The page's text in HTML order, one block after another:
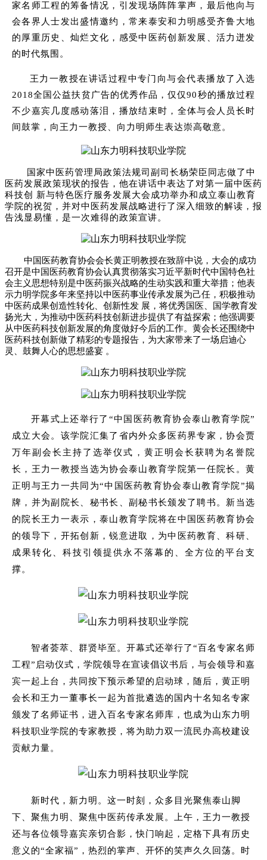
家名师工程的筹备情况，引发现场阵阵掌声，最后他向与
会各界人士发出盛情邀约，常来泰安和力明感受齐鲁大地
的厚重历史、灿烂文化，感受中医药创新发展、活力迸发
的时代氛围。
王力一教授在讲话过程中专门向与会代表播放了入选
2018全国公益扶贫广告的优秀作品，仅仅90秒的播放过程
不少嘉宾几度感动落泪，播放结束时，全体与会人员长时
间鼓掌，向王力一教授、向力明师生表达崇高敬意。
国家中医药管理局政策法规司副司长杨荣臣同志做了中
医药发展政策现状的报告，他在讲话中表达了对第一届中医药
科技创 新与特色医疗服务发展大会成功举办和成立泰山教育
学院的祝贺，并对中医药发展战略进行了深入细致的解读，报
告浅显易懂，是一次难得的政策宣讲。
中国医药教育协会会长黄正明教授在致辞中说，大会的成功
召开是中国医药教育协会认真贯彻落实习近平新时代中国特色社
会主义思想特别是中医药振兴战略的生动实践和重大举措；他表
示力明学院多年来坚持以中医药事业传承发展为己任，积极推动
中医药成果创造性转化、创新性发 展，将优秀国医、国学教育发
扬光大，为推动中医药科技创新进步提供了有益探索；他强调要
从中医药科技创新发展的角度做好今后的工作。黄会长还围绕中
医药科技创新做了精彩的专题报告，为大家带来了一场启迪心
灵、鼓舞人心的思想盛宴 。
开幕式上还举行了“中国医药教育协会泰山教育学院”
成立大会。该学院汇集了省内外众多医药界专家，协会贾
万年副会长主持了选举仪式，黄正明会长获聘为名誉院
长，王力一教授当选为协会泰山教育学院第一任院长。黄
正明与王力一共同为“中国医药教育协会泰山教育学院”揭
牌，并为副院长、秘书长、副秘书长颁发了聘书。新当选
的院长王力一表示，泰山教育学院将在中国医药教育协会
的领导下，开拓创新，锐意进取，为中医药教育、科研、
成果转化、科技引领提供永不落幕的、全方位的平台支
撑。
智者荟萃、群贤毕至。开幕式还举行了“百名专家名师
工程”启动仪式，学院领导在宣读倡议书后，与会领导和嘉
宾一起上台，共同按下预示希望的启动球，随后，黄正明
会长和王力一董事长一起为首批遴选的国内十名知名专家
颁发了名师证书，进入百名专家名师库，也成为山东力明
科技职业学院的专家教授，将为助力双一流民办高校建设
贡献力量。
新时代，新力明。这一时刻，众多目光聚焦泰山脚
下、聚焦力明、聚焦中医药传承发展。上午，王力一教授
还与各位领导嘉宾亲切合影，快门响起，定格下具有历史
意义的“全家福”，热烈的掌声、开怀的笑声久久回荡。时